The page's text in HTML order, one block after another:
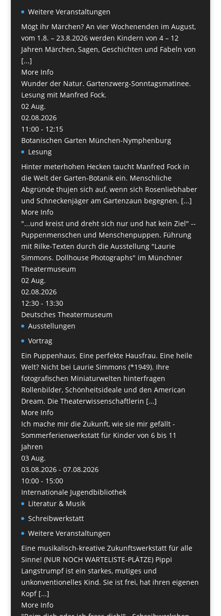
Weitere Veranstaltungen
Mögt ihr Märchen? An vier Wochenenden im August,
vom 1.8. – 23.8.2026 werden Kindern von 4 – 12
Jahren Märchen, Sagen, Geschichten und Fabeln von
[...]
More Info
Wunder der Natur. Gartenzwerg-Sonntagsmatinee.
Lesung mit Manfred Fock.
02 Aug.
02.08.2026
11:00 - 12:15
Botanischen Garten München-Nymphenburg
Lesung
Hinter meterhohen Hecken taucht Manfred Fock in
die Welt der Garten-Botanik ein. Menschliche
Abgründe thujen sich auf, wenn sich Rosenliebhaber
und Schneckenjäger am Gartenzaun begegnen. [...]
More Info
"...und kreist und dreht sich nur und hat kein Ziel" --
Puppenmenschen und Menschenpuppen. Führung
mit Rilke-Texten durch die Ausstellung "Laurie
Simmons. Dollhouse Photographs" im Münchner
Theatermuseum
02 Aug.
02.08.2026
12:30 - 13:30
Deutsches Theatermuseum
Ausstellungen
Vortrag
Ein Puppenhaus. Eine perfekte Hausfrau. Eine heile
Welt? Nicht bei Laurie Simmons (*1949). Ihre
fotografischen Miniaturwelten hinterfragen
Rollenbilder, Schönheitsideale und den American
Dream. Die Theaterwissenschaftlerin [...]
More Info
Ich mache mir die Zukunft, wie sie mir gefällt -
Sommerferienwerkstatt für Kinder von 6 bis 11
Jahren
03 Aug.
03.08.2026 - 07.08.2026
10:00 - 15:00
Internationale Jugendbibliothek
Literatur & Musik
Schreibwerkstatt
Weitere Veranstaltungen
Eine musikalisch-kreative Zukunftswerkstatt für alle
Sinne! (NUR NOCH WARTELISTE-PLÄTZE) Pippi
Langstrumpf ist ein starkes, mutiges und
unkonventionelles Kind. Sie ist frei, hat ihren eigenen
Kopf [...]
More Info